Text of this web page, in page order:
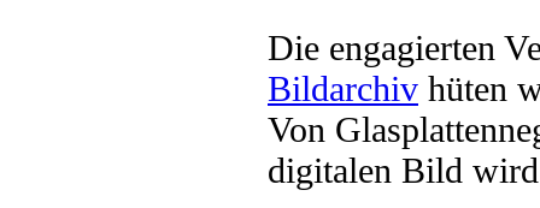
Die engagierten
Bildarchiv hüten
Von
digitalen Bild